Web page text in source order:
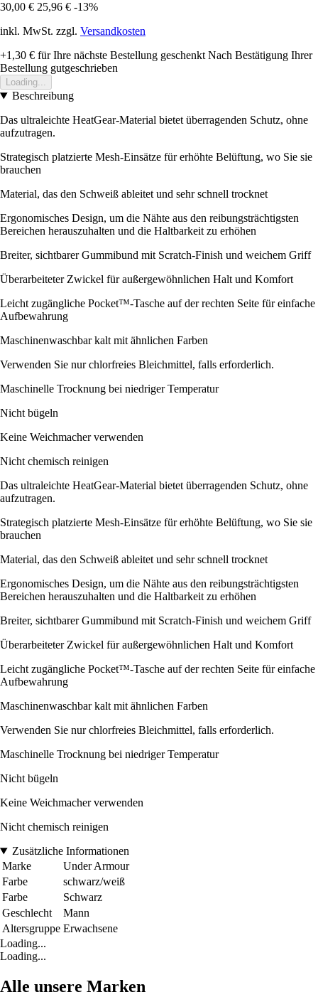
30,00 € 25,96 € -13%
inkl. MwSt. zzgl. Versandkosten
+1,30 € für Ihre nächste Bestellung geschenkt Nach Bestätigung Ihrer
Bestellung gutgeschrieben
Loading...
Beschreibung
Das ultraleichte HeatGear-Material bietet überragenden Schutz, ohne
aufzutragen.
Strategisch platzierte Mesh-Einsätze für erhöhte Belüftung, wo Sie sie
brauchen
Material, das den Schweiß ableitet und sehr schnell trocknet
Ergonomisches Design, um die Nähte aus den reibungsträchtigsten
Bereichen herauszuhalten und die Haltbarkeit zu erhöhen
Breiter, sichtbarer Gummibund mit Scratch-Finish und weichem Griff
Überarbeiteter Zwickel für außergewöhnlichen Halt und Komfort
Leicht zugängliche Pocket™-Tasche auf der rechten Seite für einfache
Aufbewahrung
Maschinenwaschbar kalt mit ähnlichen Farben
Verwenden Sie nur chlorfreies Bleichmittel, falls erforderlich.
Maschinelle Trocknung bei niedriger Temperatur
Nicht bügeln
Keine Weichmacher verwenden
Nicht chemisch reinigen
Das ultraleichte HeatGear-Material bietet überragenden Schutz, ohne
aufzutragen.
Strategisch platzierte Mesh-Einsätze für erhöhte Belüftung, wo Sie sie
brauchen
Material, das den Schweiß ableitet und sehr schnell trocknet
Ergonomisches Design, um die Nähte aus den reibungsträchtigsten
Bereichen herauszuhalten und die Haltbarkeit zu erhöhen
Breiter, sichtbarer Gummibund mit Scratch-Finish und weichem Griff
Überarbeiteter Zwickel für außergewöhnlichen Halt und Komfort
Leicht zugängliche Pocket™-Tasche auf der rechten Seite für einfache
Aufbewahrung
Maschinenwaschbar kalt mit ähnlichen Farben
Verwenden Sie nur chlorfreies Bleichmittel, falls erforderlich.
Maschinelle Trocknung bei niedriger Temperatur
Nicht bügeln
Keine Weichmacher verwenden
Nicht chemisch reinigen
Zusätzliche Informationen
Marke
Under Armour
Farbe
schwarz/weiß
Farbe
Schwarz
Geschlecht
Mann
Altersgruppe Erwachsene
Loading...
Loading...
Alle unsere Marken